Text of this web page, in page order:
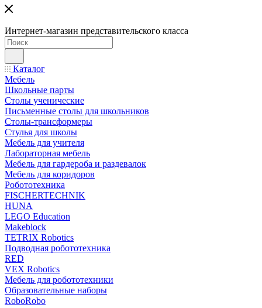
Интернет-магазин представительского класса
Каталог
Мебель
Школьные парты
Столы ученические
Письменные столы для школьников
Столы-трансформеры
Стулья для школы
Мебель для учителя
Лабораторная мебель
Мебель для гардероба и раздевалок
Мебель для коридоров
Робототехника
FISCHERTECHNIK
HUNA
LEGO Education
Makeblock
TETRIX Robotics
Подводная робототехника
RED
VEX Robotics
Мебель для робототехники
Образовательные наборы
RoboRobo